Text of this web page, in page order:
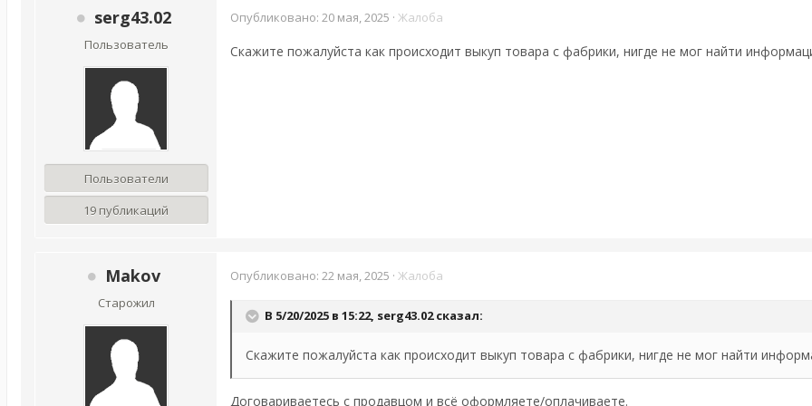
serg43.02
Пользователь
Пользователи
19 публикаций
Опубликовано: 20 мая, 2025 · Жалоба
Скажите пожалуйста как происходит выкуп товара с фабрики, нигде не мог найти
Makov
Старожил
Опубликовано: 22 мая, 2025 · Жалоба
В 5/20/2025 в 15:22, serg43.02сказал:
Скажите пожалуйста как происходит выкуп товара с фабрики, нигде не мог найти
Договариваетесь с продавцом и всё оформляете/оплачиваете.